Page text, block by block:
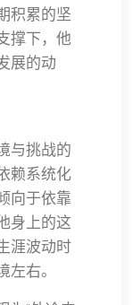
积累的坚
撑下，他
展的动
与挑战的
赖系统化
向于依靠
身上的这
涯波动时
右。